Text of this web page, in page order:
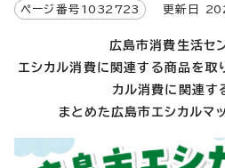
ページ番号 1032723 更新日
広島市消費生活セン
エシカル消費に関連する商品を取
カル消費に関連す
まとめた広島市エシカルマ